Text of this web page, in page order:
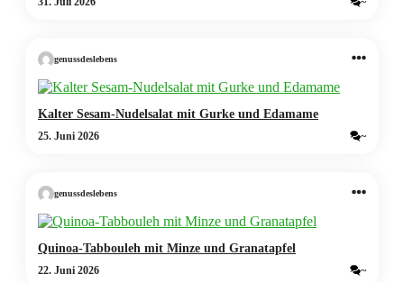
genussdeslebens
Kalter Sesam-Nudelsalat mit Gurke und Edamame
25. Juni 2026 ~
genussdeslebens
Quinoa-Tabbouleh mit Minze und Granatapfel
22. Juni 2026 ~